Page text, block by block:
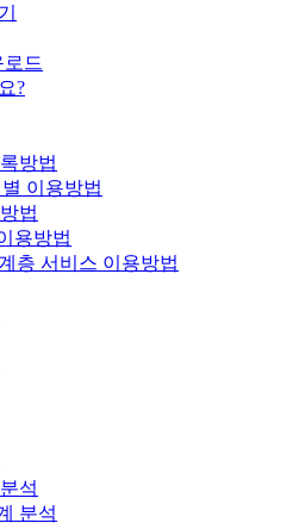
드
?
방법
이용방법
법
용방법
층 서비스 이용방법
석
분석